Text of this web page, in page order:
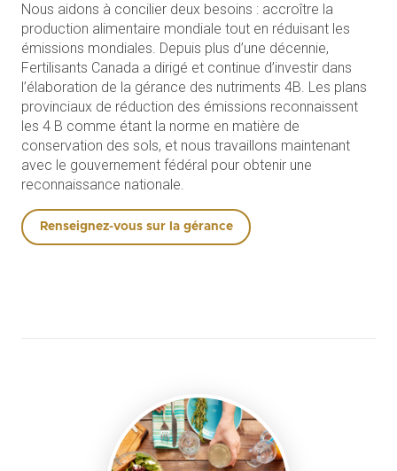
Nous aidons à concilier deux besoins : accroître la
production alimentaire mondiale tout en réduisant les
émissions mondiales. Depuis plus d’une décennie,
Fertilisants Canada a dirigé et continue d’investir dans
l’élaboration de la gérance des nutriments 4B. Les plans
provinciaux de réduction des émissions reconnaissent
les 4 B comme étant la norme en matière de
conservation des sols, et nous travaillons maintenant
avec le gouvernement fédéral pour obtenir une
reconnaissance nationale.
Renseignez-vous sur la gérance